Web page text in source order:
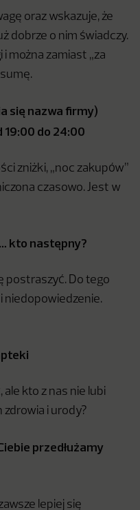
oraz wskazuje, że
dobrze o nim świadczy.
i można zamiast „za
się nazwa firmy)
do 24:00
zniżki, „noc zakupów”
czasowo. Jest w
kto następny?
postraszyć. Do tego
niedopowiedzenie.
ale kto z nas nie lubi
i urody?
przedłużamy
lepiej się